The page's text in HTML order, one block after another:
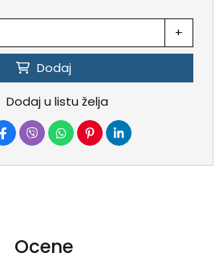
+
Dodaj
Dodaj u listu želja
Ocene